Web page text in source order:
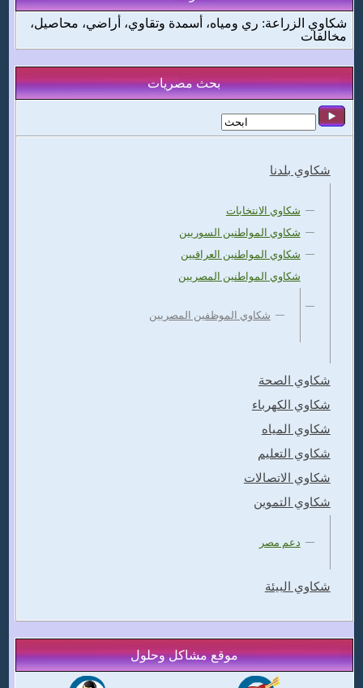
شكاوي الزراعة: ري ومياه، أسمدة وتقاوي، أراضي، محاصيل،
مخالفات
بحث مصريات
شكاوي بلدنا
شكاوي الانتخابات
شكاوي المواطنين السوريين
شكاوي المواطنين العراقيين
شكاوي المواطنين المصريين
شكاوي الموظفين المصريين
شكاوي الصحة
شكاوي الكهرباء
شكاوي المياه
شكاوي التعليم
شكاوي الاتصالات
شكاوي التموين
دعم مصر
شكاوي البيئة
موقع مشاكل وحلول